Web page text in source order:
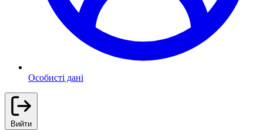
Особисті дані
Вийти